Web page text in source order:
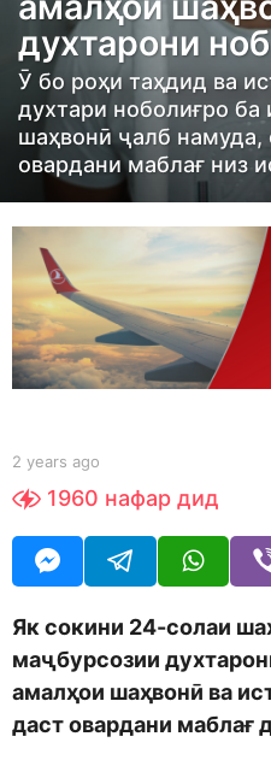
s
a
g
o
2
y
e
a
a
g
o
духтарони
Ӯ бо роҳи таҳдид ва
духтари ноболиғро
шаҳвонӣ ҷалб намуда,
овардани маблағ низ
b
S
h
d
o
2 years ago
e
g
1960 нафар дид
Як сокини 24-солаи
маҷбурсозии
амалҳои шаҳвонӣ ва
даст овардани маблағ